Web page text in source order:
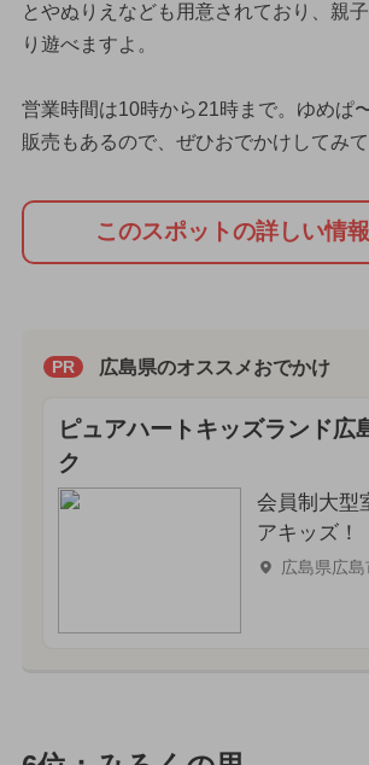
とやぬりえなども用意されており、親
り遊べますよ。
営業時間は10時から21時まで。ゆめぱ
販売もあるので、ぜひおでかけしてみて
このスポットの詳しい情
PR 広島県のオススメおでかけ
ピュアハートキッズランド広
ク
会員制大型
アキッズ！
広島県広